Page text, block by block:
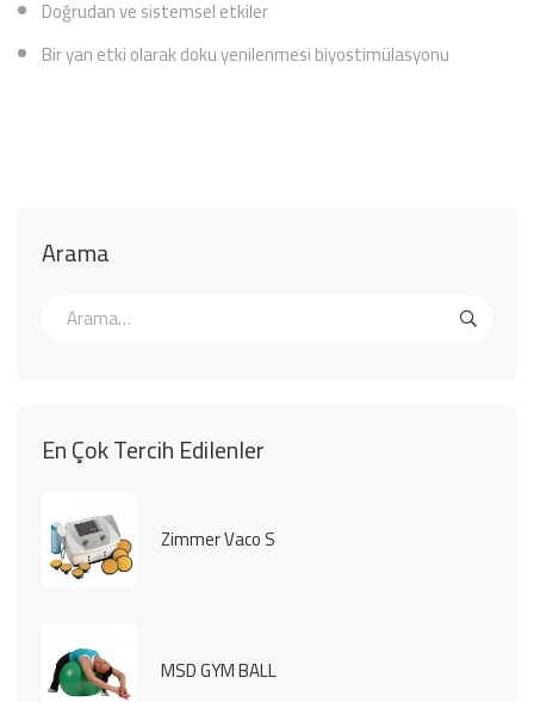
Arama
En Çok Tercih Edilenler
Zimmer Vaco S
MSD GYM BALL
Doğrudan ve sistemsel etkiler
Bir yan etki olarak doku yenilenmesi biyostimülasyonu